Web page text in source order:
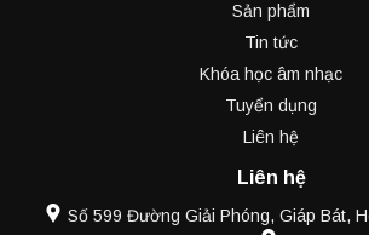
Sản phẩm
Tin tức
Khóa học âm nhạc
Tuyển dụng
Liên hệ
Liên hệ
Số 599 Đường Giải Phóng, Giáp Bát,